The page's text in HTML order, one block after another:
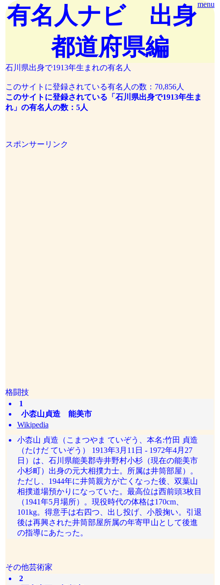
menu
有名人ナビ 出身
都道府県編
石川県出身で1913年生まれの有名人
このサイトに登録されている有名人の数：70,856人
このサイトに登録されている「石川県出身で1913年生ま
れ」の有名人の数：5人
スポンサーリンク
格闘技
1
小枩山貞造 能美市
Wikipedia
小枩山 貞造（こまつやま ていぞう、本名:竹田 貞造
（たけだ ていぞう） 1913年3月11日 - 1972年4月27
日）は、石川県能美郡寺井野村小杉（現在の能美市
小杉町）出身の元大相撲力士。所属は井筒部屋）。
ただし、1944年に井筒親方が亡くなった後、双葉山
相撲道場預かりになっていた。最高位は西前頭3枚目
（1941年5月場所）。現役時代の体格は170cm、
101kg。得意手は右四つ、出し投げ、小股掬い。引退
後は再興された井筒部屋所属の年寄甲山として後進
の指導にあたった。
その他芸術家
2